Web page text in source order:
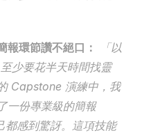
報環節讚不絕口：
「以
少要花半天時間找靈
Capstone 演練中，我
一份專業級的簡報
都感到驚訝。這項技能